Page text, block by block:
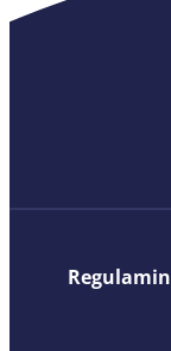
Regulamin